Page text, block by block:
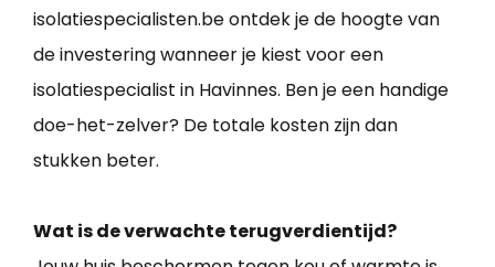
isolatiespecialisten.be ontdek je de hoogte van
de investering wanneer je kiest voor een
isolatiespecialist in Havinnes. Ben je een handige
doe-het-zelver? De totale kosten zijn dan
stukken beter.
Wat is de verwachte terugverdientijd?